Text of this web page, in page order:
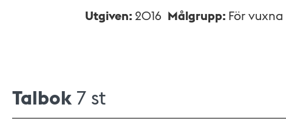
Utgiven: 2016 Målgrupp: För vuxna
Talbok 7 st